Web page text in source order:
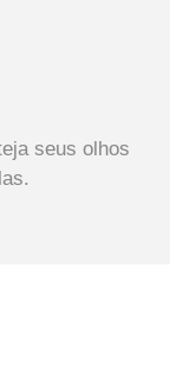
seus olhos